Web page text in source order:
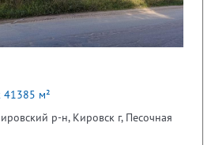
41385 м²
р-н, Кировск г, Песочная